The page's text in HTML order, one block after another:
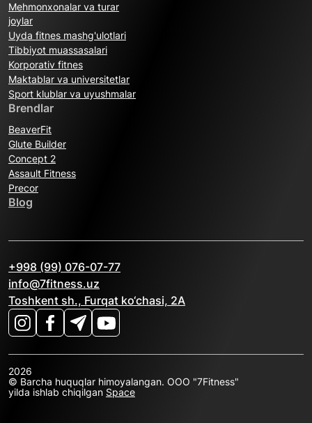
Mehmonxonalar va turar
joylar
Uyda fitnes mashg'ulotlari
Tibbiyot muassasalari
Korporativ fitnes
Maktablar va universitetlar
Sport klublar va uyushmalar
Brendlar
BeaverFit
Glute Builder
Concept 2
Assault Fitness
Precor
Blog
+998 (99) 076-07-77
info@7fitness.uz
Toshkent sh., Furqat ko‘chasi, 2A
2026
© Barcha huquqlar himoyalangan. OOO "7Fitness"
yilda ishlab chiqilgan Space